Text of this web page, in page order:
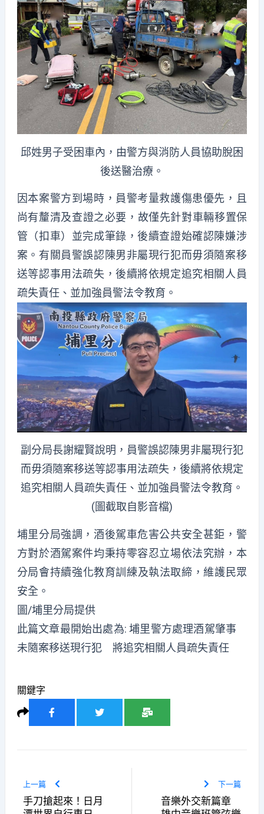
邱姓男子受困車內，由警方與消防人員協助脫困
後送醫治療。
因本案警方到場時，員警考量救護傷患優先， 且
尚有釐清及查證之必要，故僅先針對車輛移置保
管（扣車） 並完成筆錄，後續查證始確認陳嫌涉
案。 有關員警誤認陳男非屬現行犯而毋須隨案移
送等認事用法疏失，後續將依規定追究相關人員
疏失責任、並加強員警法令教育。
副分局長謝耀賢說明，員警誤認陳男非屬現行犯
而毋須隨案移送等認事用法疏失，後續將依規定
追究相關人員疏失責任、並加強員警法令教育。
(圖截取自影音檔)
埔里分局強調，酒後駕車危害公共安全甚鉅， 警
方對於酒駕案件均秉持零容忍立場依法究辦， 本
分局會持續強化教育訓練及執法取締，維護民眾
安全。
圖/埔里分局提供
此篇文章最開始出處為:埔里警方處理酒駕肇事
未隨案移送現行犯 將追究相關人員疏失責任
關鍵字
上一篇
手刀搶起來！日月
下一篇
音樂外交新篇章